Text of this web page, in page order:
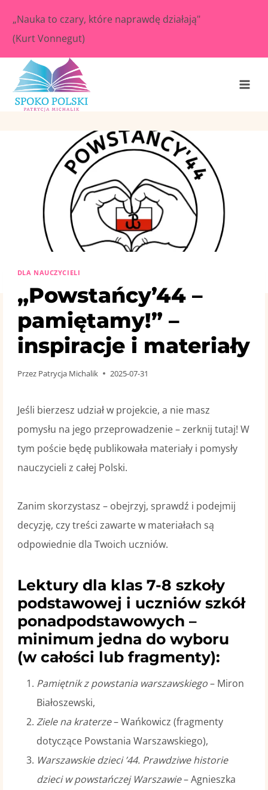
treści
„Nauka to czary, które naprawdę działają"
(Kurt Vonnegut)
DLA NAUCZYCIELI
„Powstańcy’44 –
pamiętamy!” –
inspiracje i materiały
Przez Patrycja Michalik 2025-07-31
Jeśli bierzesz udział w projekcie, a nie masz
pomysłu na jego przeprowadzenie – zerknij tutaj! W
tym poście będę publikowała materiały i pomysły
nauczycieli z całej Polski.
Zanim skorzystasz – obejrzyj, sprawdź i podejmij
decyzję, czy treści zawarte w materiałach są
odpowiednie dla Twoich uczniów.
Lektury dla klas 7-8 szkoły
podstawowej i uczniów szkół
ponadpodstawowych –
minimum jedna do wyboru
(w całości lub fragmenty):
Pamiętnik z powstania warszawskiego– Miron
Białoszewski,
Ziele na kraterze– Wańkowicz (fragmenty
dotyczące Powstania Warszawskiego),
Warszawskie dzieci ’44. Prawdziwe historie
dzieci w powstańczej Warszawie– Agnieszka